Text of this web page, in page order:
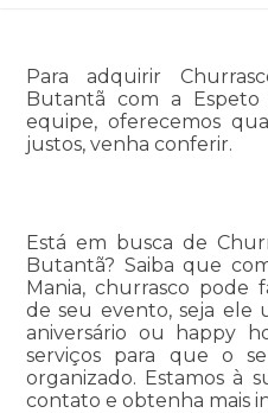
Para adquirir
Butantã com a Espeto
equipe, oferecemos
justos, venha conferir.
Está em busca de
Butantã? Saiba que
Mania, churrasco pode
de seu evento, seja ele
aniversário ou happy
serviços para que o
organizado. Estamos à
contato e obtenha mais